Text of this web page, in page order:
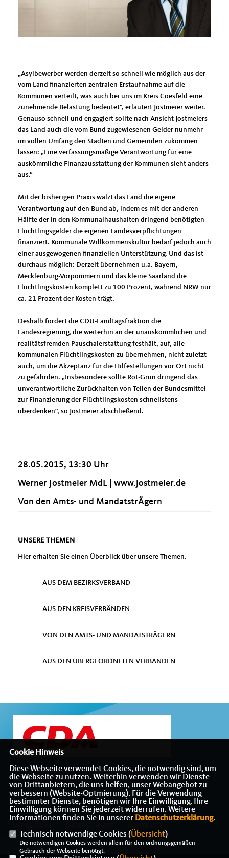
Asylbewerber werden derzeit so schnell wie möglich aus der
vom Land finanzierten zentralen Erstaufnahme auf die
Kommunen verteilt, was auch bei uns im Kreis Coesfeld eine
zunehmende Belastung bedeutet“, erläutert Jostmeier weiter.
Genauso schnell und engagiert sollte nach Ansicht Jostmeiers
das Land auch die vom Bund zugewiesenen Gelder nunmehr
im vollen Umfang den Städten und Gemeinden zukommen
lassen: „Eine verfassungsmäßige Verantwortung für eine
auskömmliche Finanzausstattung der Kommunen sieht anders
aus.“
Mit der bisherigen Praxis wälzt das Land die eigene
Verantwortung auf den Bund ab, indem es mit der anderen
Hälfte der in den Kommunalhaushalten dringend benötigten
Flüchtlingsgelder die eigenen Landesverpflichtungen
finanziert. Kommunale Willkommenskultur bedarf jedoch auch
einer ausgewogenen finanziellen Unterstützung. Und das ist
durchaus möglich: Derzeit übernehmen u.a. Bayern,
Mecklenburg-Vorpommern und das kleine Saarland die
Flüchtlingskosten komplett zu 100 Prozent, während NRW nur
ca. 21 Prozent der Kosten trägt.
Deshalb fordert die CDU-Landtagsfraktion die
Landesregierung, die weiterhin an der unauskömmlichen und
realitätsfremden Pauschalerstattung festhält, auf, alle
kommunalen Flüchtlingskosten zu übernehmen, nicht zuletzt
auch, um die Akzeptanz für die Hilfestellungen vor Ort nicht
zu gefährden. „Insbesondere sollte Rot-Grün dringend das
unverantwortliche Zurückhalten von Teilen der Bundesmittel
zur Finanzierung der Flüchtlingskosten schnellstens
überdenken“, so Jostmeier abschließend.
28.05.2015, 13:30 Uhr
Werner Jostmeier MdL | www.jostmeier.de
Von den Amts- und MandatstrÄgern
UNSERE THEMEN
Hier erhalten Sie einen Überblick über unsere Themen.
AUS DEM BEZIRKSVERBAND
AUS DEN KREISVERBÄNDEN
VON DEN AMTS- UND MANDATSTRÄGERN
AUS DEN ÜBERGEORDNETEN VERBÄNDEN
Internetauftritt des CDA-Bezirksverbandes Münsterland
Cookie Hinweis
Diese Webseite verwendet Cookies, die notwendig sind, um
die Webseite zu nutzen. Weiterhin verwenden wir Dienste
von Drittanbietern, die uns helfen, unser Webangebot zu
verbessern (Website-Optmierung). Für die Verwendung
bestimmter Dienste, benötigen wir Ihre Einwilligung. Ihre
Einwilligung können Sie jederzeit widerrufen. Weitere
Informationen finden Sie in unserer Datenschutzerklärung.
Technisch notwendige Cookies (Übersicht)
Die notwendigen Cookies werden allein für den ordnungsgemäßen
Gebrauch der Webseite benötigt.